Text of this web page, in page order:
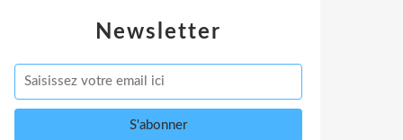
Newsletter